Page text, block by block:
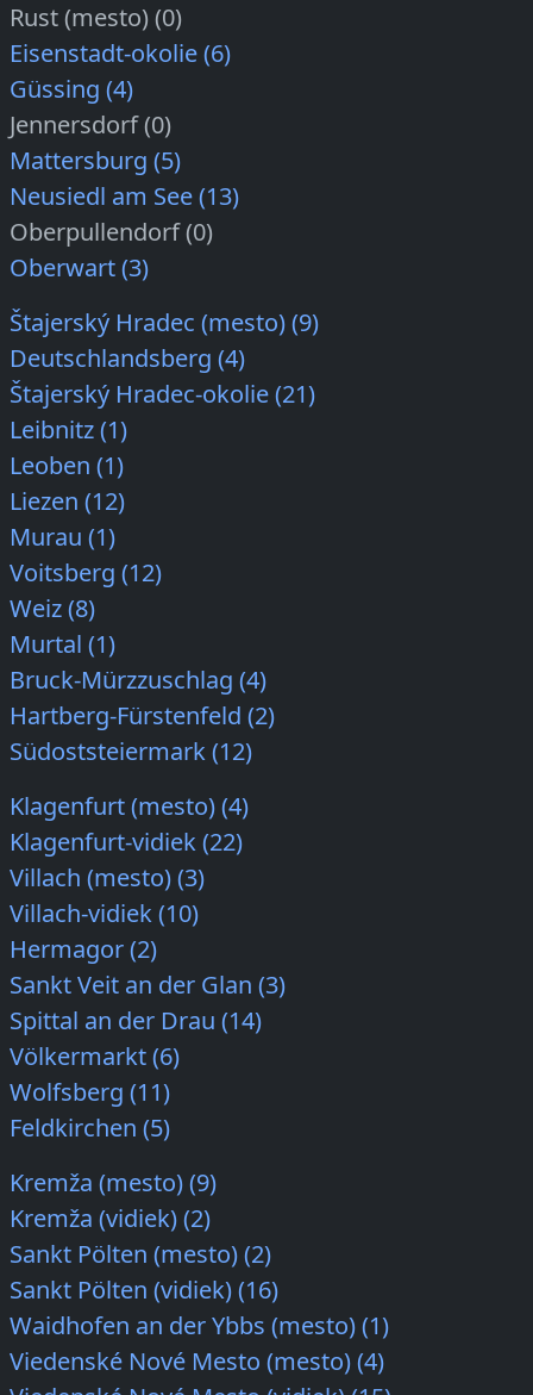
Rust (mesto) (0)
Eisenstadt-okolie (6)
Güssing (4)
Jennersdorf (0)
Mattersburg (5)
Neusiedl am See (13)
Oberpullendorf (0)
Oberwart (3)
Štajerský Hradec (mesto) (9)
Deutschlandsberg (4)
Štajerský Hradec-okolie (21)
Leibnitz (1)
Leoben (1)
Liezen (12)
Murau (1)
Voitsberg (12)
Weiz (8)
Murtal (1)
Bruck-Mürzzuschlag (4)
Hartberg-Fürstenfeld (2)
Südoststeiermark (12)
Klagenfurt (mesto) (4)
Klagenfurt-vidiek (22)
Villach (mesto) (3)
Villach-vidiek (10)
Hermagor (2)
Sankt Veit an der Glan (3)
Spittal an der Drau (14)
Völkermarkt (6)
Wolfsberg (11)
Feldkirchen (5)
Kremža (mesto) (9)
Kremža (vidiek) (2)
Sankt Pölten (mesto) (2)
Sankt Pölten (vidiek) (16)
Waidhofen an der Ybbs (mesto) (1)
Viedenské Nové Mesto (mesto) (4)